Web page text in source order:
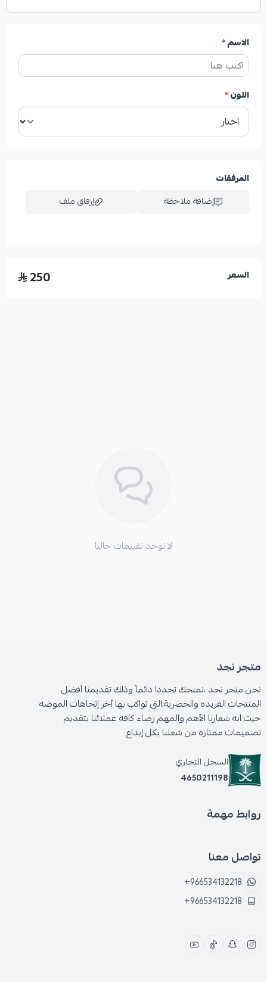
الاسم*
اللون*
المرفقات
إضافة ملاحظة
إرفاق ملف
السعر 250
لا توجد تقييمات حاليا
متجر نجد
نحن متجر نجد ،نمنحك تجددا دائمآ وذلك تقديمنا أفضل
المنتجات الفريده والحصرية،التي تواكب بها آخر إتجاهات الموضه
حيث انه شعارنا الأهم والمهم رضاء كافه عملائنا بتقديم
تصميمات ممتازه من شغلنا بكل إبداع
السجل التجاري
4650211198
روابط مهمة
تواصل معنا
+966534132218
+966534132218